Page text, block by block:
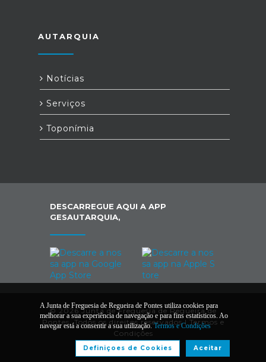
AUTARQUIA
Notícias
Serviços
Toponímia
DESCARREGUE AQUI A APP
GESAUTARQUIA,
© 2026 Junta de Freguesia de Regueira de
Pontes. Todos os direitos reservados | Termos e
Condições
A Junta de Freguesia de Regueira de Pontes utiliza cookies para
melhorar a sua experiência de navegação e para fins estatísticos. Ao
navegar está a consentir a sua utilização.Termos e Condições
Aceitar
Definiçoes de Cookies